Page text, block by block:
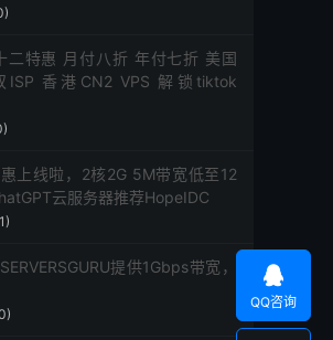
二特惠 月付八折 年付七折 美国
锁tiktok
上线啦，2核2G 5M带宽低至12
云服务器推荐HopeIDC
提供1Gbps带宽，

QQ咨询